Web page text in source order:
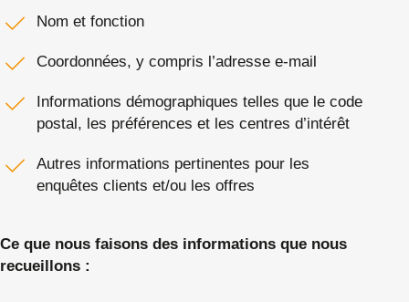
Nom et fonction
Coordonnées, y compris l’adresse e-mail
Informations démographiques telles que le code
postal, les préférences et les centres d’intérêt
Autres informations pertinentes pour les
enquêtes clients et/ou les offres
Ce que nous faisons des informations que nous
recueillons :